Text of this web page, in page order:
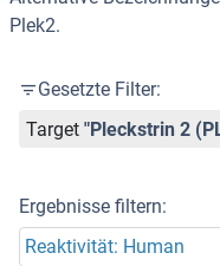
Plek2.
Gesetzte Filter:
Target "Pleckstrin 2
Ergebnisse filtern:
Reaktivität: Human